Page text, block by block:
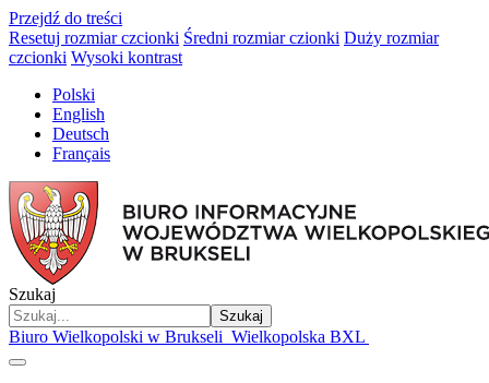
Przejdź do treści
Resetuj rozmiar czcionki Średni rozmiar czionki Duży rozmiar
czcionki Wysoki kontrast
Polski
English
Deutsch
Français
Szukaj
Szukaj
Biuro Wielkopolski w Brukseli Wielkopolska BXL